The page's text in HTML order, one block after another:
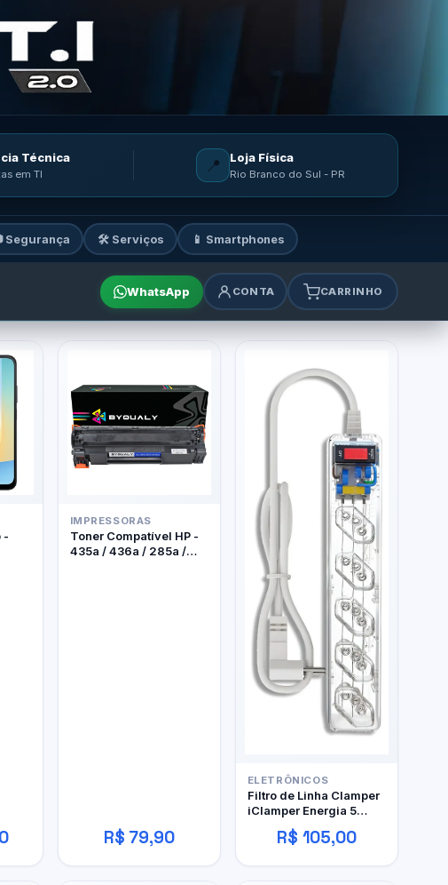
Técnica
em TI 📍 Loja Física
Rio Branco do Sul - PR
Segurança 🛠️ Serviços 📱 Smartphones
WhatsApp CONTA CARRINHO
e acessórios
-
IMPRESSORAS
Toner Compatível HP -
435a / 436a / 285a /
R$ 79,90
ELETRÔNICOS
Filtro de Linha Clamper
iClamper Energia 5
Tomadas
R$ 105,00